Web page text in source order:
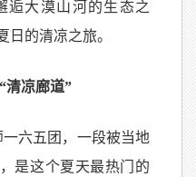
逅大漠山河的生态之
日的清凉之旅。
清凉廊道”
六五团，一段被当地
是这个夏天最热门的